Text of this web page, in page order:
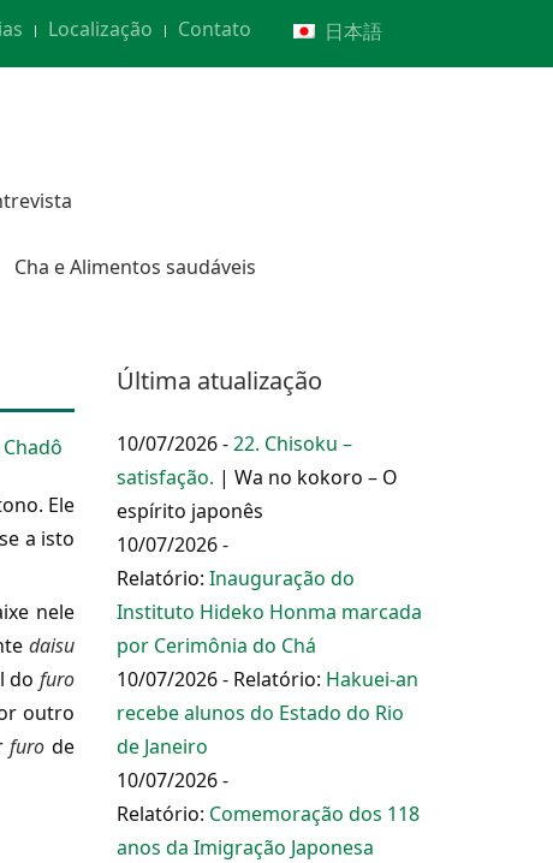
Localização Contato 日本語
Cha e Alimentos saudáveis
Ele
a isto
nele
daisu
do furo
outro
furo de
Última atualização
10/07/2026 -22. Chisoku –
satisfação. | Wa no kokoro – O
espírito japonês
10/07/2026 -
Relatório: Inauguração do
Instituto Hideko Honma marcada
por Cerimônia do Chá
10/07/2026 - Relatório: Hakuei-an
recebe alunos do Estado do Rio
de Janeiro
10/07/2026 -
Relatório: Comemoração dos 118
anos da Imigração Japonesa